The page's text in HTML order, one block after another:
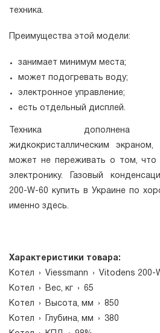
техника.
Преимущества этой модели:
занимает минимум места;
может подогревать воду;
электронное управление;
есть отдельный дисплей.
Техника дополнена
жидкокристаллическим
может не переживать о том,
электронику. Газовый
200-W-60 купить в Украине по
именно здесь.
Характеристики товара:
Котел
› Viessmann ›
Vitodens 200-
Котел
› Вес, кг ›
65
Котел
› Высота, мм ›
850
Котел
› Глубина, мм ›
380